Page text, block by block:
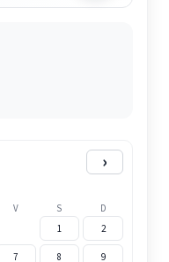
›
V S
D
1
2
7 8 9